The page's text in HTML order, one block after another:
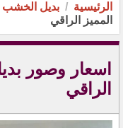
الرئيسية بديل الخشب
المميز الراقي
اسعار وصور
الراقي